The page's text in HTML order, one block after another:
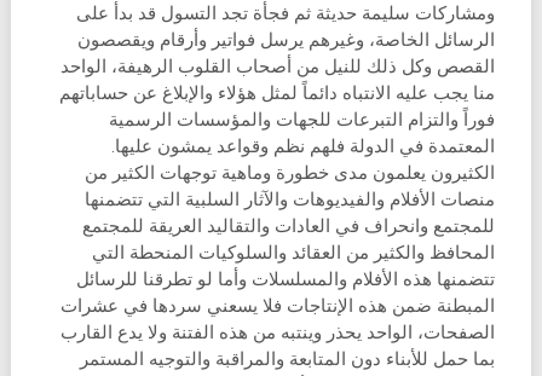
ومشاركات سليمة حديثة ثم فجأة تجد التسول قد بدأ على
الرسائل الخاصة، وغيرهم يرسل فواتير وأرقام ويقصصون
القصص وكل ذلك للنيل من أصحاب القلوب الرهيفة، الواحد
منا يجب عليه الانتباه دائماً لمثل هؤلاء والإبلاغ عن حساباتهم
فوراً والتزام التبرعات للجهات والمؤسسات الرسمية
المعتمدة في الدولة فلهم نظم وقواعد يمشون عليها.
الكثيرون يعلمون مدى خطورة وماهية توجهات الكثير من
منصات الأفلام والفيديوهات والآثار السلبية التي تتضمنها
للمجتمع وانحراف في العادات والتقاليد العريقة للمجتمع
المحافظ والكثير من العقائد والسلوكيات المنحطة التي
تتضمنها هذه الأفلام والمسلسلات وأما لو تطرقنا للرسائل
المبطنة ضمن هذه الإنتاجات فلا يسعني سردها في عشرات
الصفحات، الواحد يحذر وينتبه من هذه الفتنة ولا يدع القارب
بما حمل للأبناء دون المتابعة والمراقبة والتوجيه المستمر